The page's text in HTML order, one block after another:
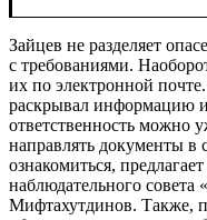
Зайцев не разделяет
с требованиями.
их по электронной
раскрывал информацию
ответственность можно
направлять документы в
ознакомиться,
наблюдательного совета
Мифтахутдинов. Также,